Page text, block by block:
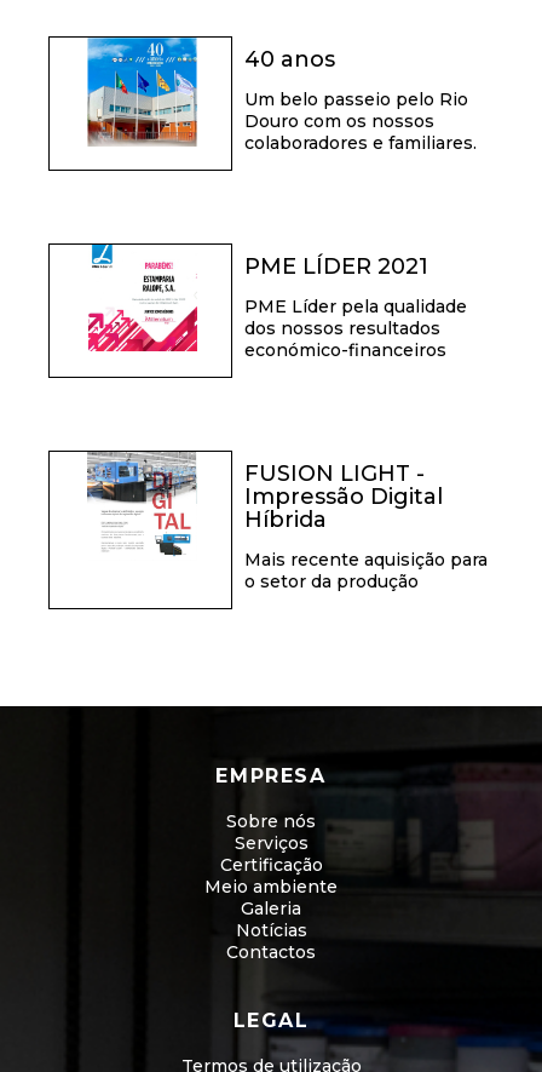
40 anos
Um belo passeio pelo Rio
Douro com os nossos
colaboradores e familiares.
PME LÍDER 2021
PME Líder pela qualidade
dos nossos resultados
económico-financeiros
FUSION LIGHT -
Impressão Digital
Híbrida
Mais recente aquisição para
o setor da produção
EMPRESA
Sobre nós
Serviços
Certificação
Meio ambiente
Galeria
Notícias
Contactos
LEGAL
Termos de utilização